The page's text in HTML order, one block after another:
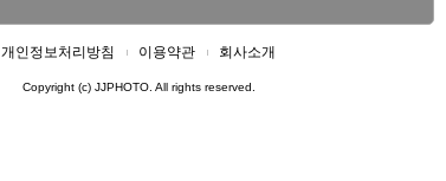
개인정보처리방침 이용약관 회사소개
Copyright (c) JJPHOTO. All rights reserved.